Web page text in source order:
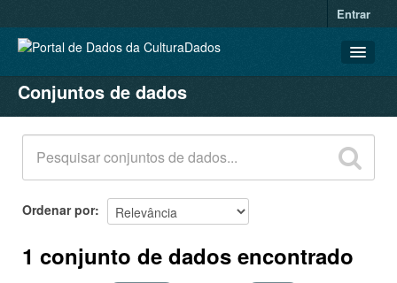
Entrar
CONJUNTOS DE DADOS
ORGANIZAÇÕES
GRUPOS
SOBRE
Conjuntos de dados
Ordenar por
1 conjunto de dados encontrado